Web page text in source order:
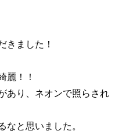
きました！
麗！！
あり、ネオンで照らされ
なと思いました。